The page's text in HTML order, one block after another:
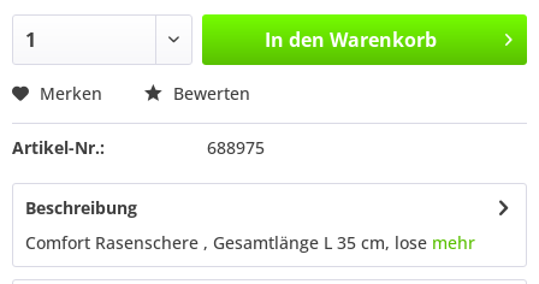
In den Warenkorb
Merken Bewerten
Artikel-Nr.: 688975
Beschreibung
Comfort Rasenschere , Gesamtlänge L 35 cm, lose mehr